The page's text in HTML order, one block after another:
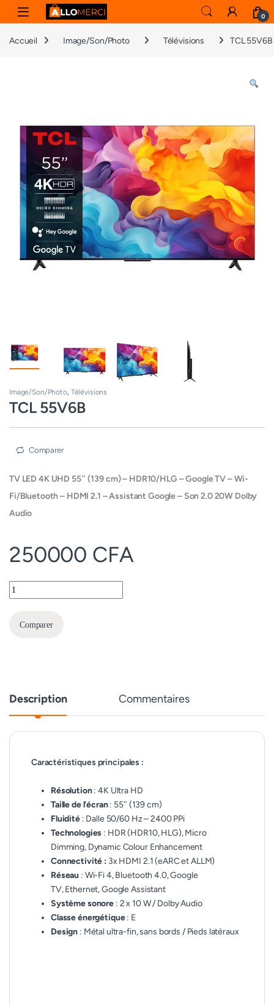
Skip to navigation
Skip to content
0
Accueil Image/Son/Photo Télévisions TCL 55V6B
Image/Son/Photo, Télévisions
TCL 55V6B
Comparer
TV LED 4K UHD 55″ (139 cm) – HDR10/HLG – Google TV – Wi-
Fi/Bluetooth – HDMI 2.1 – Assistant Google – Son 2.0 20W Dolby
Audio
250000 CFA
TCL 55V6B quantity
Comparer
Description Commentaires
Caractéristiques principales :
Résolution: 4K Ultra HD
Taille de l’écran: 55″ (139 cm)
Fluidité : Dalle 50/60 Hz – 2400 PPi
Technologies : HDR (HDR10, HLG), Micro
Dimming, Dynamic Colour Enhancement
Connectivité : 3x HDMI 2.1 (eARC et ALLM)
Réseau : Wi-Fi 4, Bluetooth 4.0, Google
TV, Ethernet, Google Assistant
Système sonore : 2 x 10 W / Dolby Audio
Classe énergétique: E
Design : Métal ultra-fin, sans bords / Pieds latéraux